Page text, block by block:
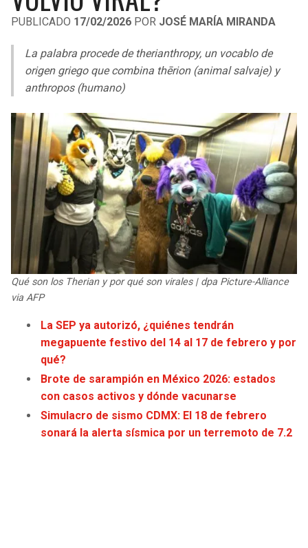
LIGA DE EXPANSIÓN MX
UEFA EUROPA LEAGUE
MLS
COPA SUDAMERICANA
LIGA BETPLAY
OTRAS LIGAS
PUBLICADO 17/02/2026 POR JOSÉ MARÍA MIRANDA
La palabra procede de therianthropy, un vocablo de
origen griego que combina thērion(animal salvaje) y
anthropos(humano)
Qué son los Therian y por qué son virales | dpa Picture-Alliance
via AFP
La SEP ya autorizó, ¿quiénes tendrán
megapuente festivo del 14 al 17 de febrero y por
qué?
Brote de sarampión en México 2026: estados
con casos activos y dónde vacunarse
Simulacro de sismo CDMX: El 18 de febrero
sonará la alerta sísmica por un terremoto de 7.2